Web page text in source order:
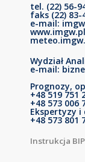
tel. (22) 56-
faks (22) 83-
e-mail:
www.imgw.pl
Wydział
e-mail:
Prognozy,
+48 519 751
+48 573 006
Ekspertyzy i
+48 573 801
Instrukcja BIP